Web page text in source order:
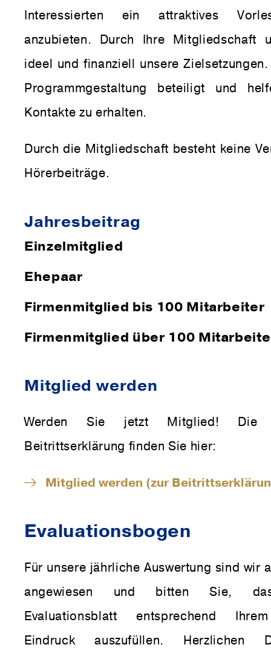
Interessierten ein attraktives
anzubieten. Durch Ihre Mitgliedschaft
ideel und finanziell unsere
Programmgestaltung beteiligt und
Kontakte zu erhalten.
Durch die Mitgliedschaft besteht keine
Hörerbeiträge.
Jah­res­bei­trag
Einzelmitglied
Ehepaar
Firmenmitglied bis 100 Mitarbeiter
Firmenmitglied über 100
Mit­glied werden
Werden Sie jetzt Mitglied! Die
Beitrittserklärung finden Sie hier:
Mitglied werden (zur
Eva­lua­ti­ons­bogen
Für unsere jährliche Auswertung sind wir
angewiesen und bitten Sie,
Evaluationsblatt entsprechend
Eindruck auszufüllen.